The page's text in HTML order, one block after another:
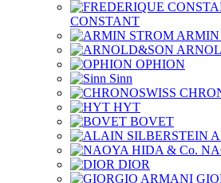
CONSTANT
ARMIN
OPHION
Sinn
HYT
BOVET
DIOR